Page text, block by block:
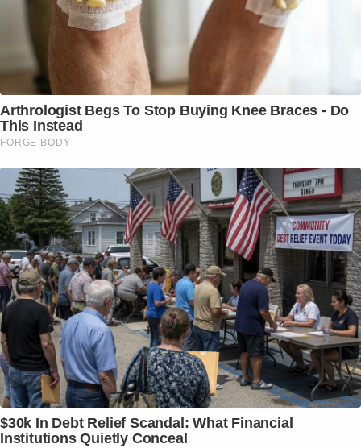
Arthrologist Begs To Stop Buying Knee Braces - Do
This Instead
FORGE BODY
$30k In Debt Relief Scandal: What Financial
Institutions Quietly Conceal